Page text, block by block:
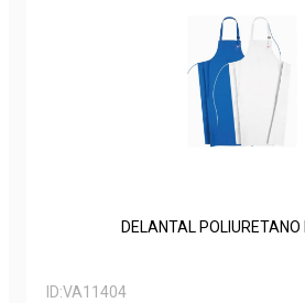
DELANTAL POLIURETANO
ID:VA11404